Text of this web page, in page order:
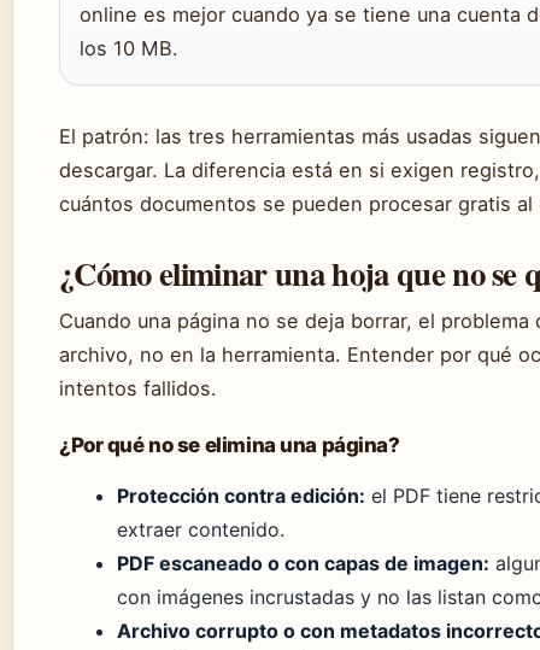
online es mejor cuando ya se tiene una cuenta
los 10 MB.
El patrón: las tres herramientas más usadas
descargar. La diferencia está en si exigen
cuántos documentos se pueden procesar gratis al
¿Cómo eliminar una hoja que no se
Cuando una página no se deja borrar, el
archivo, no en la herramienta. Entender por qué
intentos fallidos.
¿Por qué no se elimina una página?
Protección contra edición: el PDF tiene
extraer contenido.
PDF escaneado o con capas de imagen:
con imágenes incrustadas y no las listan
Archivo corrupto o con metadatos